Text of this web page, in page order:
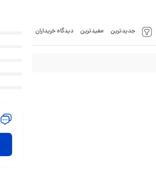
جدیدترین مفیدترین دیدگاه خریداران